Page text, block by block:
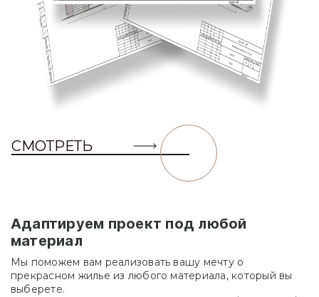
СМОТРЕТЬ
Адаптируем проект под любой
материал
Мы поможем вам реализовать вашу мечту о
прекрасном жилье из любого материала, который вы
выберете.